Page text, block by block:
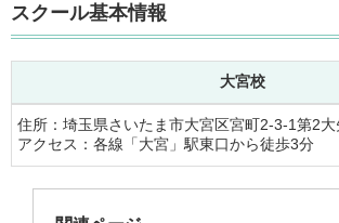
スクール基本情報
大宮校
住所：埼玉県さいたま市大宮区宮町2‐3‐1第2
アクセス：各線「大宮」駅東口から徒歩3分